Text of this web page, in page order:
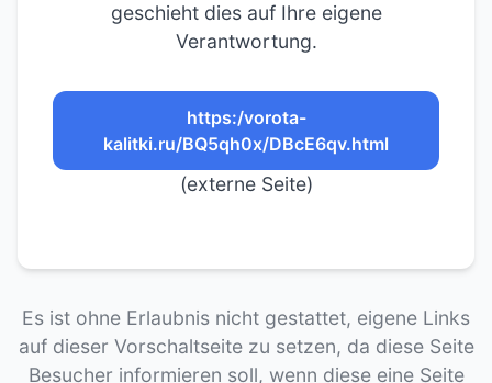
geschieht dies auf Ihre eigene
Verantwortung.
https:/vorota-
kalitki.ru/BQ5qh0x/DBcE6qv.html
(externe Seite)
Es ist ohne Erlaubnis nicht gestattet, eigene Links
auf dieser Vorschaltseite zu setzen, da diese Seite
Besucher informieren soll, wenn diese eine Seite